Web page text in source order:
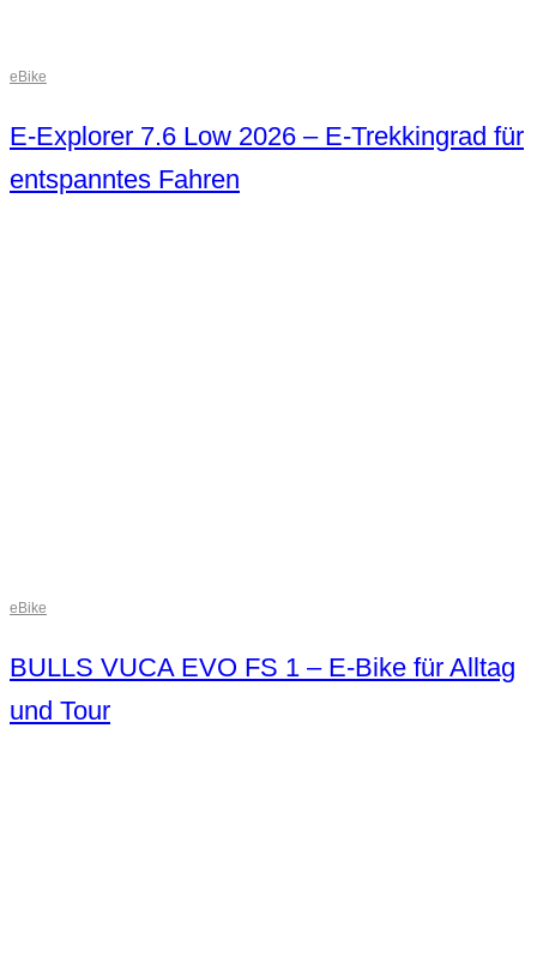
eBike
E-Explorer 7.6 Low 2026 – E-Trekkingrad für
entspanntes Fahren
eBike
BULLS VUCA EVO FS 1 – E-Bike für Alltag
und Tour